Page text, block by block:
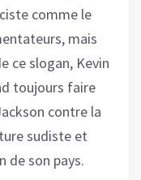
comme le
mais
ce slogan, Kevin
toujours faire
contre la
sudiste et
de son pays.